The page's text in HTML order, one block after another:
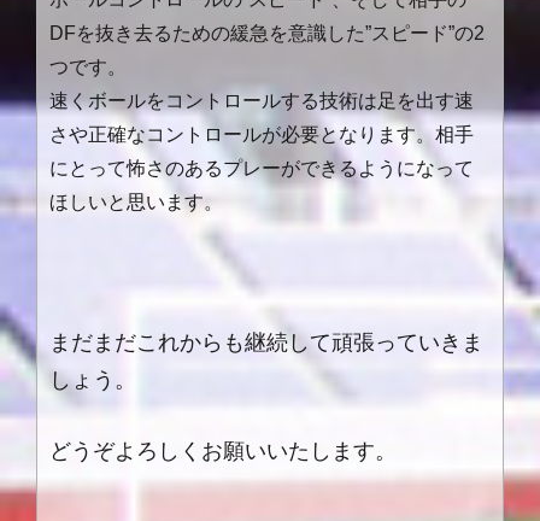
DFを抜き去るための緩急を意識した”スピード”の2
つです。
速くボールをコントロールする技術は足を出す速
さや正確なコントロールが必要となります。相手
にとって怖さのあるプレーができるようになって
ほしいと思います。
まだまだこれからも継続して頑張っていきま
しょう。
どうぞよろしくお願いいたします。